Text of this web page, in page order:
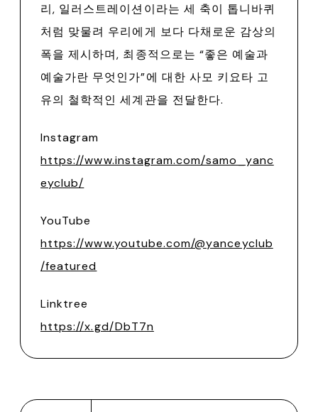
리, 일러스트레이션이라는 세 축이 톱니바퀴
처럼 맞물려 우리에게 보다 다채로운 감상의
폭을 제시하며, 최종적으로는 “좋은 예술과
예술가란 무엇인가”에 대한 사모 키요타 고
유의 철학적인 세계관을 전달한다.
Instagram
https://www.instagram.com/samo_yanc
eyclub/
YouTube
https://www.youtube.com/@yanceyclub
/featured
Linktree
https://x.gd/DbT7n